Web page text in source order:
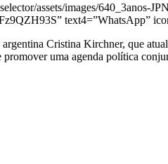
assets/images/640_3anos-
text4=”WhatsApp”
Cristina Kirchner, que
uma agenda política